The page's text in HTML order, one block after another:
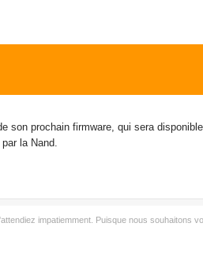
son prochain firmware, qui sera
la Nand.
impatiemment. Puisque nous souhaitons